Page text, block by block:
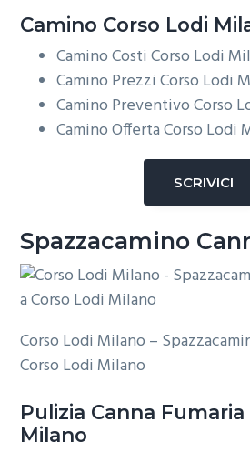
Camino Corso Lodi
Camino Costi Corso Lodi
Camino Prezzi Corso Lodi
Camino Preventivo Corso
Camino Offerta Corso Lodi
SCRIVICI
Spazzacamino
Corso Lodi Milano –
Corso Lodi Milano
Pulizia Canna Fumaria
Milano